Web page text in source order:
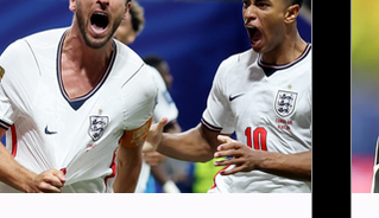
Inglaterra na decisão.Antes da partida,
Lamine Yamal dissera: "Se a F